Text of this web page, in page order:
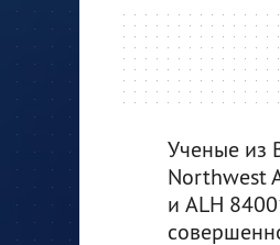
Ученые из
Northwest
и ALH